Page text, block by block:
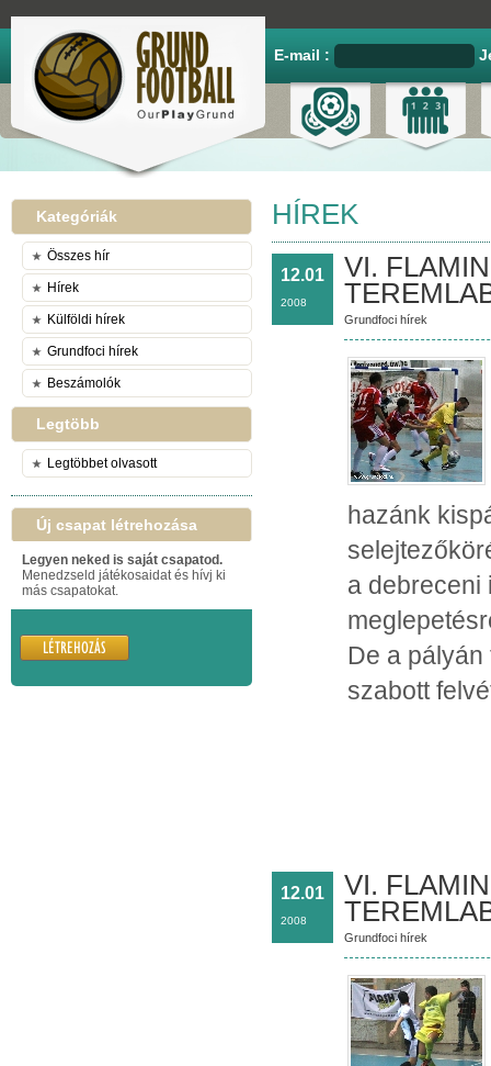
E-mail :
Kategóriák
Összes hír
Hírek
Külföldi hírek
Grundfoci hírek
Beszámolók
Legtöbb
Legtöbbet olvasott
Új csapat létrehozása
Legyen neked is saját csapatod.
Menedzseld játékosaidat és hívj ki
más csapatokat.
HÍREK
12.01
2008
VI.
Grundfoci hírek
hazánk
a debreceni
De a
szabott
12.01
2008
VI.
Grundfoci hírek